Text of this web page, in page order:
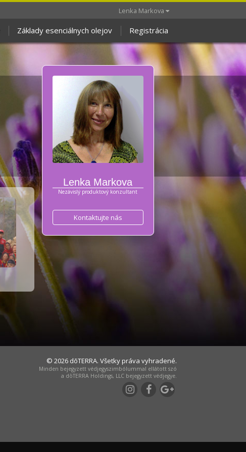
Základy esenciálnych olejov Registrácia
Lenka Markova
Lenka Markova
Nezávislý produktový konzultant
Kontaktujte nás
© 2026 dōTERRA. Všetky práva vyhradené.
Minden bejegyzett védjegyszimbólummal ellátott szó
a dōTERRA Holdings, LLC bejegyzett védjegye.